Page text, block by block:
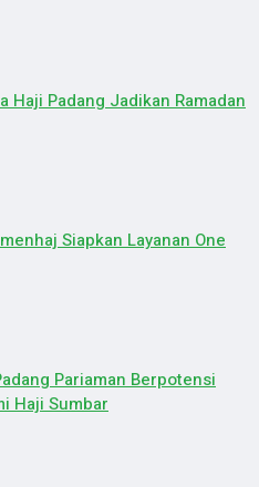
Haji Padang Jadikan Ramadan
Siapkan Layanan One
Pariaman Berpotensi
Haji Sumbar